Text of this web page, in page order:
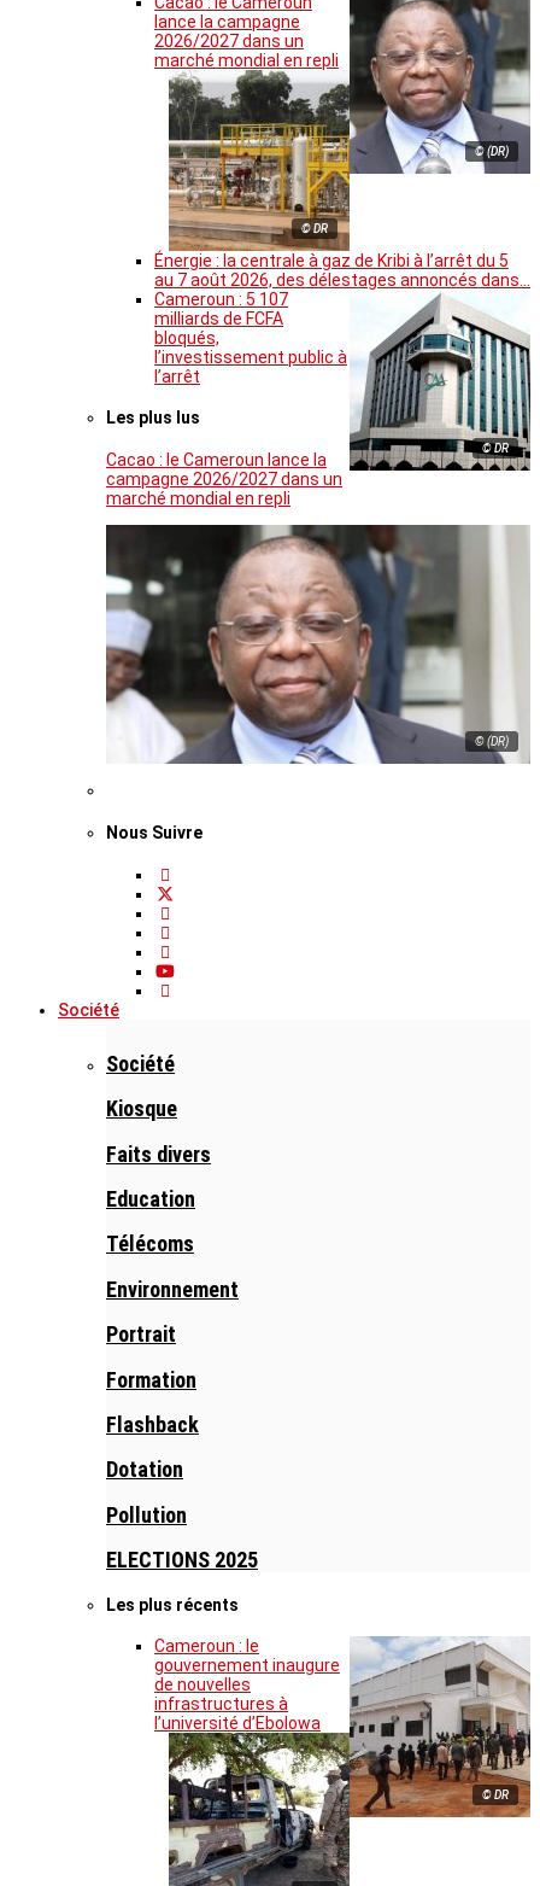
© (DR)
lance la campagne
2026/2027 dans un
marché mondial en repli
© DR
Énergie : la centrale à gaz de Kribi à l’arrêt du 5
au 7 août 2026, des délestages annoncés dans…
© DR
Cameroun : 5 107
milliards de FCFA
bloqués,
l’investissement public à
l’arrêt
Les plus lus
Cacao : le Cameroun lance la
campagne 2026/2027 dans un
marché mondial en repli
© (DR)
Nous Suivre
Société
Société
Kiosque
Faits divers
Education
Télécoms
Environnement
Portrait
Formation
Flashback
Dotation
Pollution
ELECTIONS 2025
Les plus récents
© DR
Cameroun : le
gouvernement inaugure
de nouvelles
infrastructures à
l’université d’Ebolowa